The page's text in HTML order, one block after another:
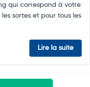
qui correspond à votre
sortes et pour tous les
Lire la suite